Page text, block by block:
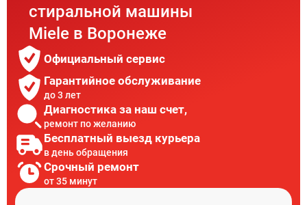
стиральной машины
Miele в Воронеже
Официальный сервис
Гарантийное обслуживание
до 3 лет
Диагностика за наш счет,
ремонт по желанию
Бесплатный выезд курьера
в день обращения
Срочный ремонт
от 35 минут